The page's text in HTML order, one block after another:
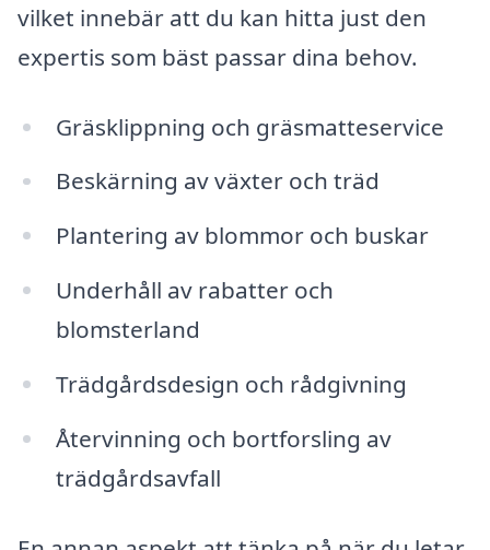
vilket innebär att du kan hitta just den
expertis som bäst passar dina behov.
Gräsklippning och gräsmatteservice
Beskärning av växter och träd
Plantering av blommor och buskar
Underhåll av rabatter och
blomsterland
Trädgårdsdesign och rådgivning
Återvinning och bortforsling av
trädgårdsavfall